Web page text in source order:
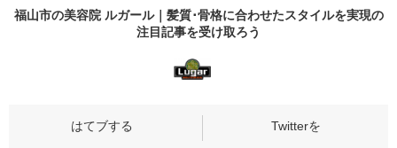
福山市の美容院 ルガール｜髪質･骨格に合わせたスタイルを実現の
注目記事を受け取ろう